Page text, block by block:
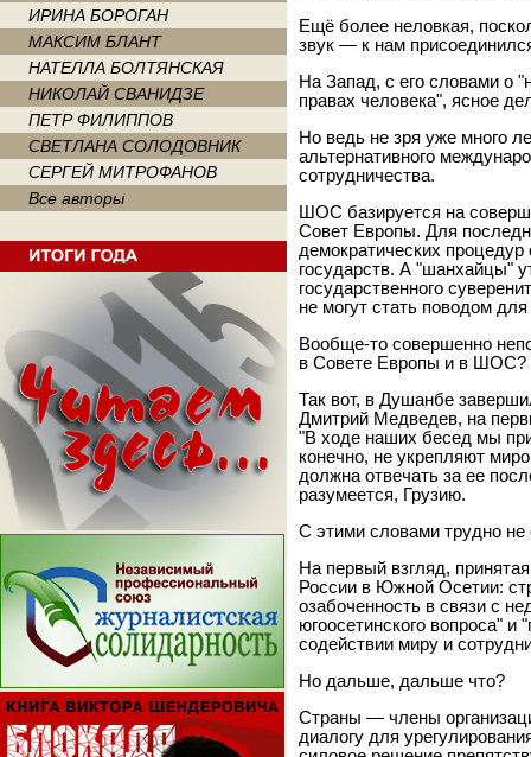
ИРИНА БОРОГАН
МАКСИМ БЛАНТ
НАТЕЛЛА БОЛТЯНСКАЯ
НИКОЛАЙ СВАНИДЗЕ
ПЕТР ФИЛИППОВ
СВЕТЛАНА СОЛОДОВНИК
СЕРГЕЙ МИТРОФАНОВ
Все авторы
Ещё более неловкая,
звук — к нам
На Запад, с его словами о
правах человека", ясное
Но ведь не зря уже много
альтернативного
сотрудничества.
ШОС базируется на
Совет Европы. Для
демократических
государств. А "шанхайцы"
государственного
не могут стать поводом
Вообще-то совершенно
в Совете Европы и в ШОС?
Так вот, в Душанбе
Дмитрий Медведев, на
"В ходе наших бесед мы
конечно, не укрепляют
должна отвечать за ее
разумеется, Грузию.
С этими словами трудно не
На первый взгляд,
России в Южной Осетии:
озабоченность в связи с
югоосетинского вопроса"
содействии миру и
Но дальше, дальше что?
Страны — члены
диалогу для